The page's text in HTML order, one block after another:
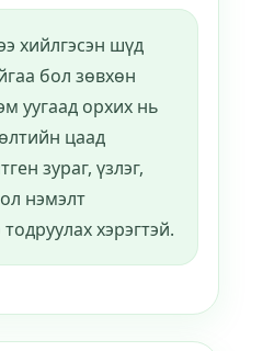
хийлгэсэн шүд
бол зөвхөн
уугаад орхих нь
цаад
зураг, үзлэг,
нэмэлт
хэрэгтэй.